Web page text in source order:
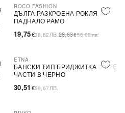
-31%
ROCO FASHION
ДЪЛГА РАЗКРОЕНА РОКЛЯ С
ПАДНАЛО РАМО
19,75€38,62 ЛВ.28,63€56,00лв.
ETNA
БАНСКИ ТИП БРИДЖИТКА В ДВЕ
ЧАСТИ В ЧЕРНО
30,51 €59,67 ЛВ.